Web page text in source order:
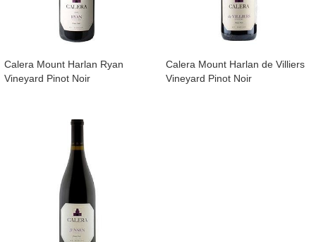
​Calera Mount Harlan Ryan
Vineyard Pinot Noir
​Calera Mount Harlan de Villiers
Vineyard Pinot Noir